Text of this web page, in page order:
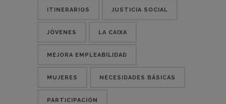
ITINERARIOS JUSTICIA SOCIAL
JÓVENES LA CAIXA
MEJORA EMPLEABILIDAD
MUJERES NECESIDADES BÁSICAS
PARTICIPACIÓN